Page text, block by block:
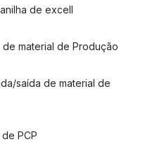
de excell
material de Produção
saída de material de
PCP